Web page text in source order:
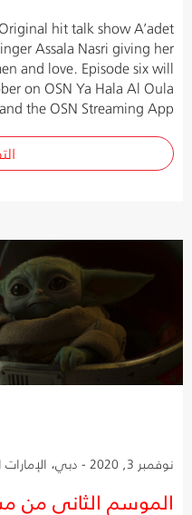
hit talk show A’adet
Assala Nasri giving her
and love. Episode six will
on OSN Ya Hala Al Oula
and the OSN Streaming App.
نوفمبر 3, 2020 - دبي، الإمارات العربية المتحدة